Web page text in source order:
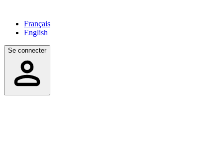
Français
English
Se connecter